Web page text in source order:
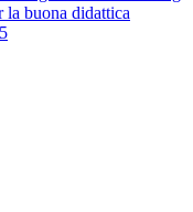
la buona didattica